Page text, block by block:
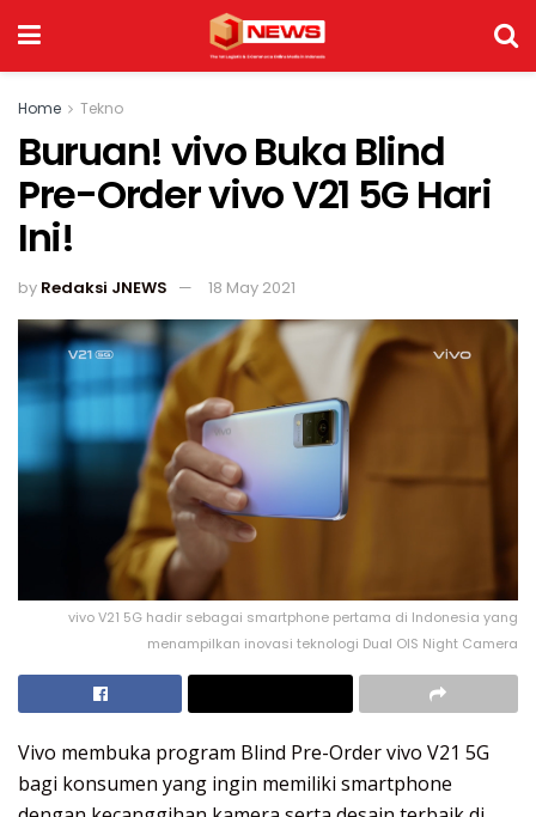
Home Tekno
Buruan! vivo Buka Blind
Pre-Order vivo V21 5G Hari
Ini!
by Redaksi JNEWS 18 May 2021
vivo V21 5G hadir sebagai smartphone pertama di Indonesia yang
menampilkan inovasi teknologi Dual OIS Night Camera
Vivo membuka program Blind Pre-Order vivo V21 5G
bagi konsumen yang ingin memiliki smartphone